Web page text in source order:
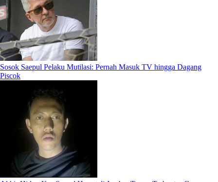
Sosok Saepul Pelaku Mutilasi: Pernah Masuk TV hingga Dagang
Piscok